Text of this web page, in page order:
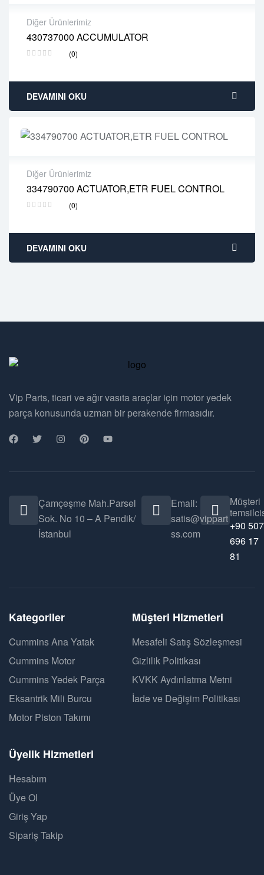
Diğer Ürünlerimiz
430737000 ACCUMULATOR
(0)
2 years warranty
Delivery time: 1-2 business days
DEVAMINI OKU
Diğer Ürünlerimiz
334790700 ACTUATOR,ETR FUEL CONTROL
(0)
2 years warranty
Delivery time: 1-2 business days
DEVAMINI OKU
Vip Parts, ticari ve ağır vasıta araçlar için motor yedek
parça konusunda uzman bir perakende firmasıdır.
Çamçeşme Mah.Parsel
Sok. No 10 – A Pendik/
İstanbul
Email:
satis@vippart
ss.com
Müşteri
+90 507
696 17
81
Kategoriler
Cummins Ana Yatak
Cummins Motor
Cummins Yedek Parça
Eksantrik Mili Burcu
Motor Piston Takımı
Müşteri Hizmetleri
Mesafeli Satış Sözleşmesi
Gizlilik Politikası
KVKK Aydınlatma Metni
İade ve Değişim Politikası
Üyelik Hizmetleri
Hesabım
Üye Ol
Giriş Yap
Sipariş Takip